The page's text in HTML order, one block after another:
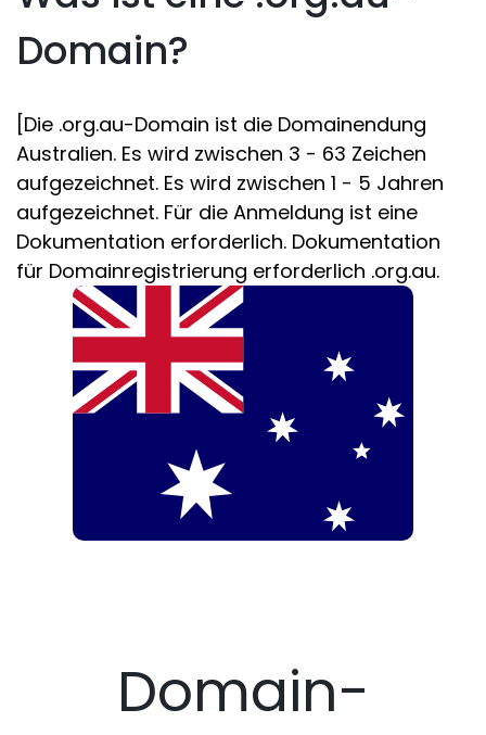
Domain?
[Die .org.au-Domain ist die Domainendung
Australien. Es wird zwischen 3 - 63 Zeichen
aufgezeichnet. Es wird zwischen 1 - 5 Jahren
aufgezeichnet. Für die Anmeldung ist eine
Dokumentation erforderlich. Dokumentation
für Domainregistrierung erforderlich .org.au.
Domain-